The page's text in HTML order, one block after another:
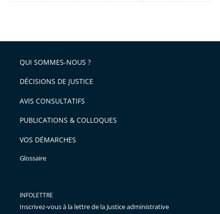
arriver
après
l'article
pour
avant
QUI SOMMES-NOUS ?
DÉCISIONS DE JUSTICE
AVIS CONSULTATIFS
PUBLICATIONS & COLLOQUES
VOS DÉMARCHES
Glossaire
INFOLETTRE
Inscrivez-vous à la lettre de la Justice administrative